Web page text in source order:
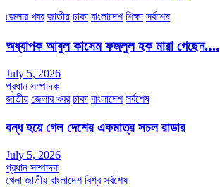
জেলার খবর জাতীয় ঢাকা বাংলাদেশ শিক্ষা সর্বশেষ
অধ্যাপক আবুল কাসেম ফজলুল হক মারা গেছেন….
July 5, 2026
প্রধান সম্পাদক
জাতীয় জেলার খবর ঢাকা বাংলাদেশ সর্বশেষ
বন্ধ হয়ে গেল দেশের একমাত্র সচল রাডার
July 5, 2026
প্রধান সম্পাদক
খেলা জাতীয় বাংলাদেশ বিশ্ব সর্বশেষ